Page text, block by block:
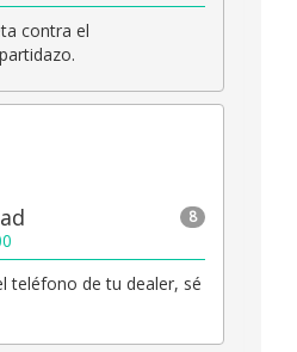
contra el
8
teléfono de tu dealer, sé